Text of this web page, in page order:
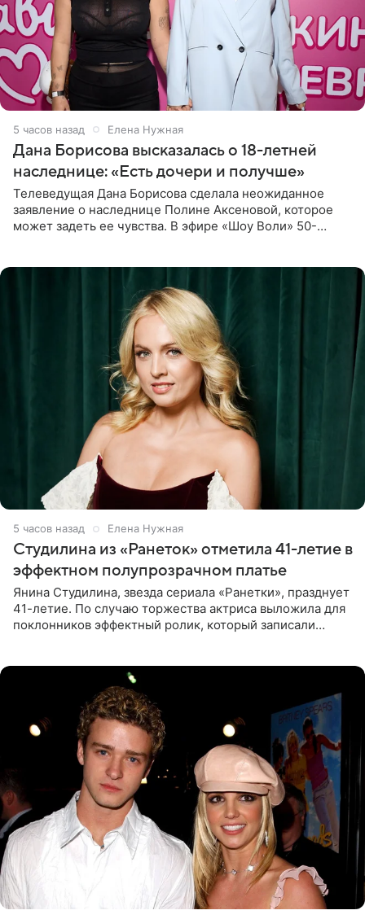
5 часов назад Елена Нужная
Дана Борисова высказалась о 18-летней
наследнице: «Есть дочери и получше»
Телеведущая Дана Борисова сделала неожиданное
заявление о наследнице Полине Аксеновой, которое
может задеть ее чувства. В эфире «Шоу Воли» 50-
5 часов назад Елена Нужная
Студилина из «Ранеток» отметила 41-летие в
эффектном полупрозрачном платье
Янина Студилина, звезда сериала «Ранетки», празднует
41-летие. По случаю торжества актриса выложила для
поклонников эффектный ролик, который записали